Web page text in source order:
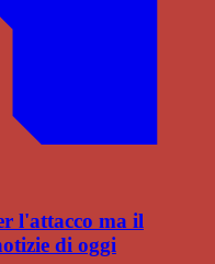
l'attacco ma il
di oggi